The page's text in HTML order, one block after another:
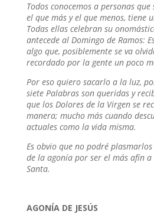
Todos conocemos a personas
el que más y el que menos, tiene
Todas ellas celebran su
antecede al Domingo de Ramos:
algo que, posiblemente se va
recordado por la gente un poco
Por eso quiero sacarlo a la luz,
siete Palabras son queridas y
que los Dolores de la Virgen se
manera; mucho más cuando
actuales como la vida misma.
Es obvio que no podré
de la agonía por ser el más afín
Santa.
AGONÍA DE JESÚS